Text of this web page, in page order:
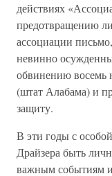
действиях
предотвращению
ассоциации
невинно
обвинению восемь
(штат Алабама) и
защиту.
В эти годы с
Драйзера быть
важным событиям